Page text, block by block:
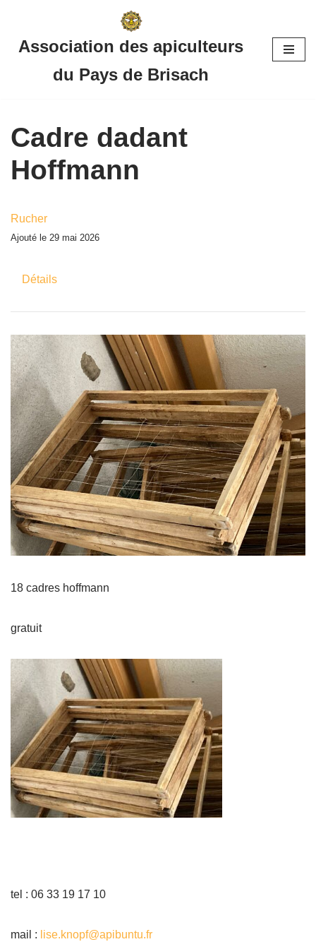
Aller
Association des apiculteurs
du Pays de Brisach
Cadre dadant
Hoffmann
Rucher
Ajouté le 29 mai 2026
Détails
18 cadres hoffmann
gratuit
tel : 06 33 19 17 10
mail : lise.knopf@apibuntu.fr